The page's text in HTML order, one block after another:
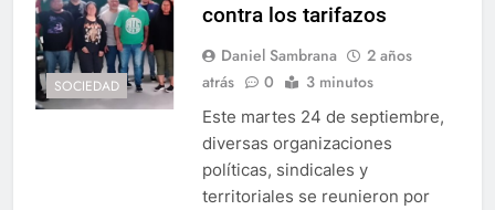
SOCIEDAD
contra los tarifazos
Daniel Sambrana
2 años
atrás
0 3 minutos
Este martes 24 de septiembre,
diversas organizaciones
políticas, sindicales y
territoriales se reunieron por